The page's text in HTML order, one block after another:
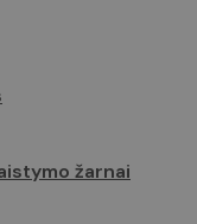
žarnai